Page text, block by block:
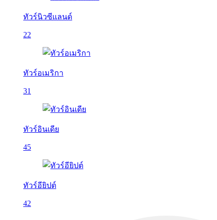
ทัวร์นิวซีแลนด์
22
ทัวร์อเมริกา
31
ทัวร์อินเดีย
45
ทัวร์อียิปต์
42